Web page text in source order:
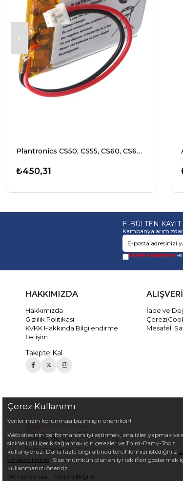
Plantronics CS50, CS55, CS60, CS65, CS351N için uygun pil
₺450,31
E-BÜLTEN KAYIT
Üyelik koşullarını ve
HAKKIMIZDA
Hakkımızda
Gizlilik Politikası
KVKK Hakkında Bilgilendirme
İletişim
Takipte Kal
İade ve
Mesafeli
Çerez Kullanımı
Verilerinizin korunması bizim için önemlidir!
Web sitesinin performansını iyileştirmek, analizler yapmak ve
sizinle ilgili içerik sağlamak için çerezler ve Third-Party-Tools
kullanıyoruz. Daha fazla bilgi altında tercihlerinizi istediğiniz
yönetebilirsiniz. Size mümkün olan en iyi teklifleri göstermek
kullanmanızı öneririz.
Veri koruması
İletişim Bilgileri